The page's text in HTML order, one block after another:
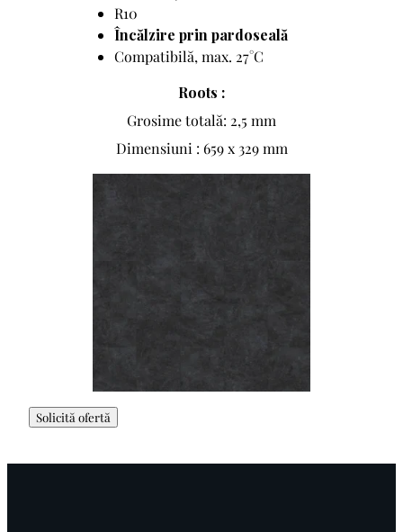
R10
Încălzire prin pardoseală
Compatibilă, max. 27°C
Roots :
Grosime totală: 2,5 mm
Dimensiuni : 659 x 329 mm
Solicită ofertă